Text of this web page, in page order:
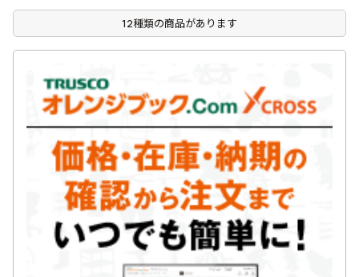
12種類の商品があります